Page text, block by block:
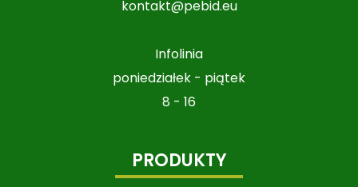
kontakt@pebid.eu
Infolinia
poniedziałek - piątek
8 - 16
PRODUKTY